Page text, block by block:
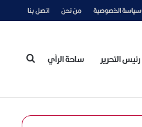
سياسة الخصوصية من نحن اتصل بنا
رئيس التحرير ساحة الرأي